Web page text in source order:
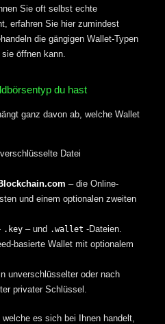
Sie oft selbst echte
erfahren Sie hier zumindest
die gängigen Wallet-Typen
öffnen kann.
du hast
ganz davon ab, welche Wallet
Datei
– die Online-
und einem optionalen zweiten
.key– und .wallet -Dateien.
basierte Wallet mit optionalem
unverschlüsselter oder nach
privater Schlüssel.
es sich bei Ihnen handelt,